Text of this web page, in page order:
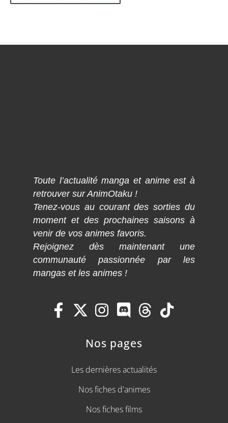
Toute l’actualité manga et anime est à
retrouver sur AnimOtaku !
Tenez-vous au courant des sorties du
moment et des prochaines saisons à
venir de vos animes favoris.
Rejoignez dès maintenant une
communauté passionnée par les
mangas et les animes !
Nos pages
Les dernières actualités
Nos fiches d'animes
Nos fiches films